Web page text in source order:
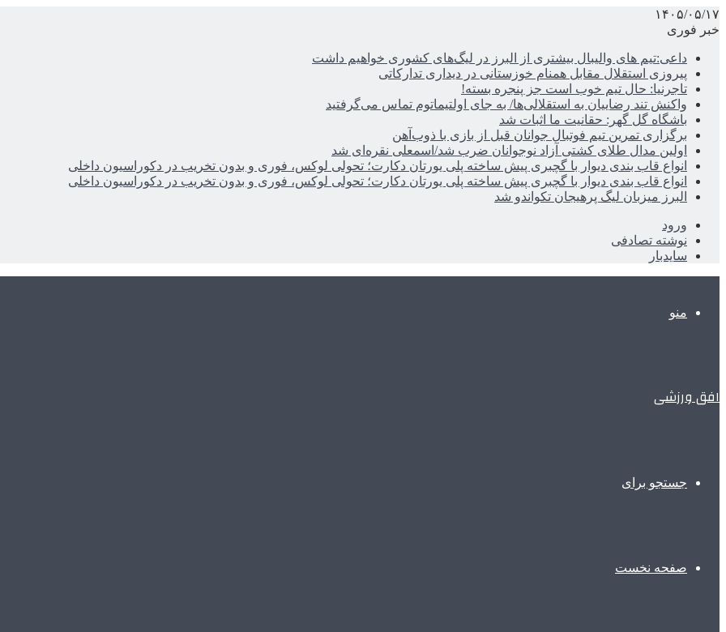
۱۴۰۵/۰۵/۱۷
خبر فوری
داعی:تیم های والیبال بیشتری از البرز در لیگ‌های کشوری خواهیم داشت
پیروزی استقلال مقابل همنام خوزستانی در دیداری تدارکاتی
تاجرنیا: حال تیم خوب است جز پنجره بسته!
واکنش تند رضاییان به استقلالی‌ها/ به جای اولتیماتوم تماس می‌گرفتید
باشگاه گل گهر: حقانیت ما اثبات شد
برگزاری تمرین تیم فوتبال جوانان قبل از بازی با ذوب‌آهن
اولین مدال طلای کشتی آزاد نوجوانان ضرب شد/اسمعلی نقره‌ای شد
انواع قاب بندی دیوار با گچبری پیش ساخته پلی یورتان دکارت؛ تحولی لوکس، فوری و بدون تخریب در دکوراسیون داخلی
انواع قاب بندی دیوار با گچبری پیش ساخته پلی یورتان دکارت؛ تحولی لوکس، فوری و بدون تخریب در دکوراسیون داخلی
البرز میزبان لیگ پرهیجان تکواندو شد
ورود
نوشته تصادفی
سایدبار
منو
افق ورزشی
جستجو برای
صفحه نخست